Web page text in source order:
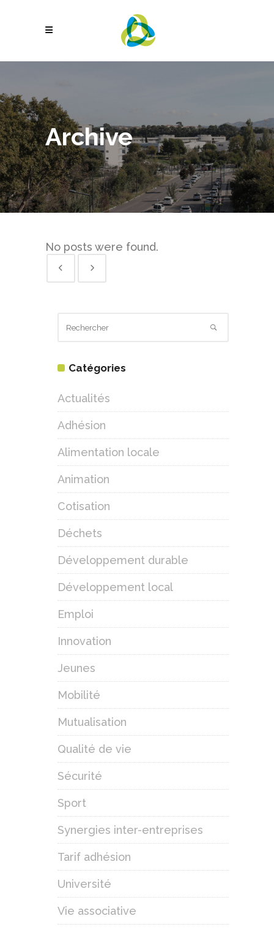
Archive
No posts were found.
Catégories
Actualités
Adhésion
Alimentation locale
Animation
Cotisation
Déchets
Développement durable
Développement local
Emploi
Innovation
Jeunes
Mobilité
Mutualisation
Qualité de vie
Sécurité
Sport
Synergies inter-entreprises
Tarif adhésion
Université
Vie associative